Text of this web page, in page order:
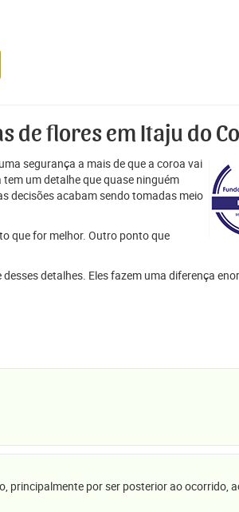
flores em Itaju do
segurança a mais de que a coroa vai
um detalhe que quase ninguém
decisões acabam sendo tomadas meio
que for melhor. Outro ponto que
detalhes. Eles fazem uma diferença
principalmente por ser posterior ao ocorrido,